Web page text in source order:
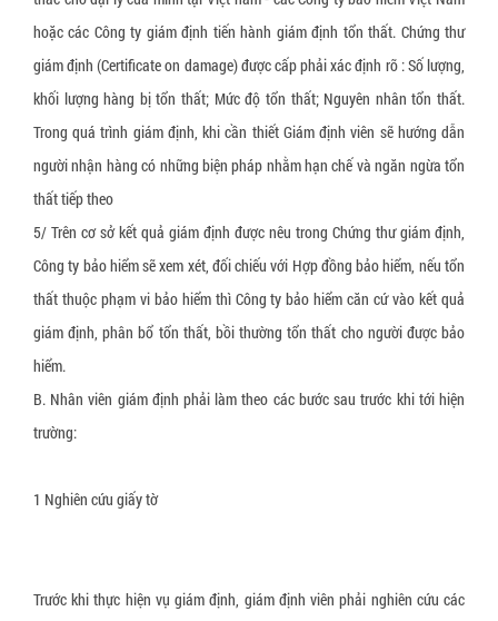
Tấm tổ ong
Pallet giấy tổ ong
Thùng quây carton
Vách ngăn thùng carton
Giấy bóng khí gói hàng
Xốp định hình giãn nở
hoặc các Công ty giám định tiến hành giám định tổn thất. Chứng thư
giám định (Certificate on damage) được cấp phải xác định rõ : Số lượng,
khối lượng hàng bị tổn thất; Mức độ tổn thất; Nguyên nhân tổn thất.
Trong quá trình giám định, khi cần thiết Giám định viên sẽ hướng dẫn
người nhận hàng có những biện pháp nhằm hạn chế và ngăn ngừa tổn
thất tiếp theo
5/ Trên cơ sở kết quả giám định được nêu trong Chứng thư giám định,
Công ty bảo hiểm sẽ xem xét, đối chiếu với Hợp đồng bảo hiểm, nếu tổn
thất thuộc phạm vi bảo hiểm thì Công ty bảo hiểm căn cứ vào kết quả
giám định, phân bổ tổn thất, bồi thường tổn thất cho người được bảo
hiểm.
B. Nhân viên giám định phải làm theo các bước sau trước khi tới hiện
trường:
1 Nghiên cứu giấy tờ
Trước khi thực hiện vụ giám định, giám định viên phải nghiên cứu các